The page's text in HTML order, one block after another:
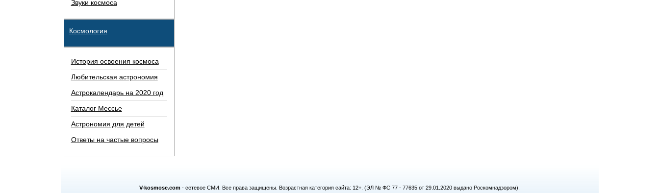
Звуки космоса
Космология
История освоения космоса
Любительская астрономия
Астрокалендарь на 2020 год
Каталог Мессье
Астрономия для детей
Ответы на частые вопросы
V-kosmose.com - сетевое СМИ. Все права защищены. Возрастная категория сайта: 12+. (ЭЛ № ФС 77 - 77635 от 29.01.2020 выдано Роскомнадзором).